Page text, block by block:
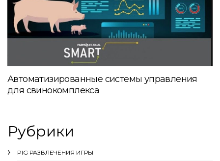
Автоматизированные системы управления
для свинокомплекса
Рубрики
PIG РАЗВЛЕЧЕНИЯ ИГРЫ